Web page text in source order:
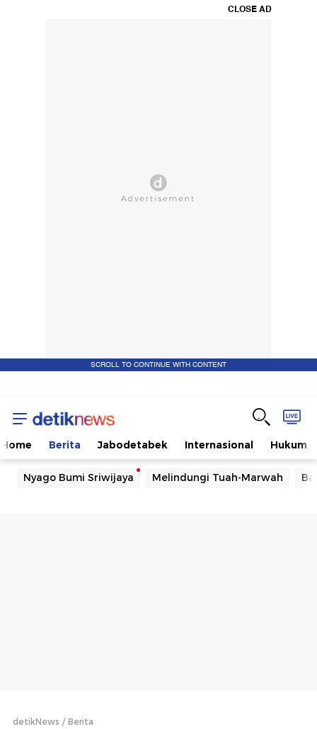
CLOSE AD
SCROLL TO CONTINUE WITH CONTENT
Home Berita Jabodetabek Internasional Hukum
Nyago Bumi Sriwijaya Melindungi Tuah-Marwah
detikNews Berita